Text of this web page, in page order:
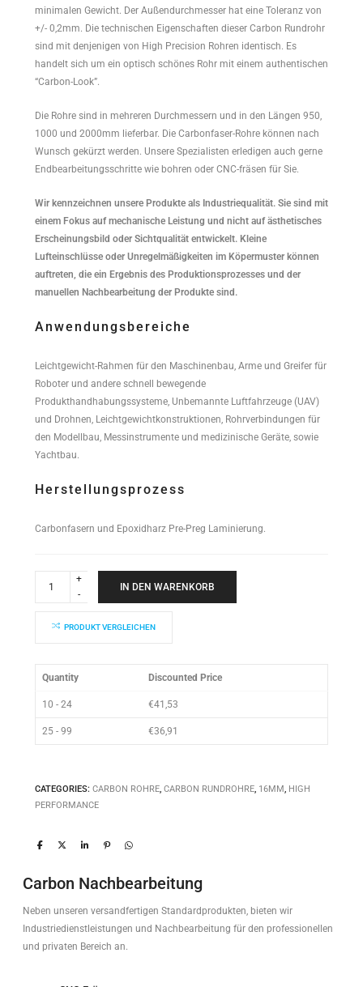
minimalen Gewicht. Der Außendurchmesser hat eine Toleranz von
+/- 0,2mm. Die technischen Eigenschaften dieser Carbon Rundrohr
sind mit denjenigen von High Precision Rohren identisch. Es
handelt sich um ein optisch schönes Rohr mit einem authentischen
“Carbon-Look”.
Die Rohre sind in mehreren Durchmessern und in den Längen 950,
1000 und 2000mm lieferbar. Die Carbonfaser-Rohre können nach
Wunsch gekürzt werden. Unsere Spezialisten erledigen auch gerne
Endbearbeitungsschritte wie bohren oder CNC-fräsen für Sie.
Wir kennzeichnen unsere Produkte als Industriequalität. Sie sind mit
einem Fokus auf mechanische Leistung und nicht auf ästhetisches
Erscheinungsbild oder Sichtqualität entwickelt. Kleine
Lufteinschlüsse oder Unregelmäßigkeiten im Köpermuster können
auftreten, die ein Ergebnis des Produktionsprozesses und der
manuellen Nachbearbeitung der Produkte sind.
Anwendungsbereiche
Leichtgewicht-Rahmen für den Maschinenbau, Arme und Greifer für
Roboter und andere schnell bewegende
Produkthandhabungssysteme, Unbemannte Luftfahrzeuge (UAV)
und Drohnen, Leichtgewichtkonstruktionen, Rohrverbindungen für
den Modellbau, Messinstrumente und medizinische Geräte, sowie
Yachtbau.
Herstellungsprozess
Carbonfasern und Epoxidharz Pre-Preg Laminierung.
Performance
quantity
IN DEN WARENKORB
PRODUKT VERGLEICHEN
Quantity Discounted Price
10 - 24 €41,53
25 - 99 €36,91
CATEGORIES: CARBON ROHRE, CARBON RUNDROHRE, 16MM, HIGH
PERFORMANCE
Carbon Nachbearbeitung
Neben unseren versandfertigen Standardprodukten, bieten wir
Industriedienstleistungen und Nachbearbeitung für den professionellen
und privaten Bereich an.